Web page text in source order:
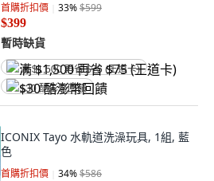
首購折扣價 33%$599
$399
暫時缺貨
满 $1,500 再省 $75 (王道卡)
$30 酷澎幣回饋
ICONIX Tayo 水軌道洗澡玩具, 1組, 藍
色
首購折扣價 34%$586